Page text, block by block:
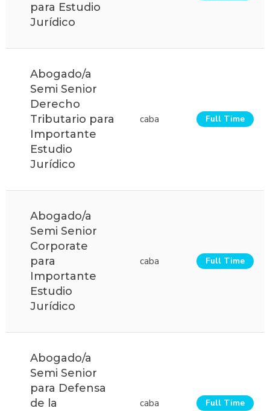
para Estudio
Jurídico
Abogado/a
Semi Senior
Derecho
Tributario para
Importante
Estudio
Jurídico
caba Full Time
Abogado/a
Semi Senior
Corporate
para
Importante
Estudio
Jurídico
caba Full Time
Abogado/a
Semi Senior
para Defensa
de la
caba Full Time